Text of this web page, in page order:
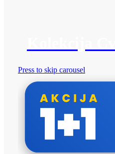
Press to skip carousel